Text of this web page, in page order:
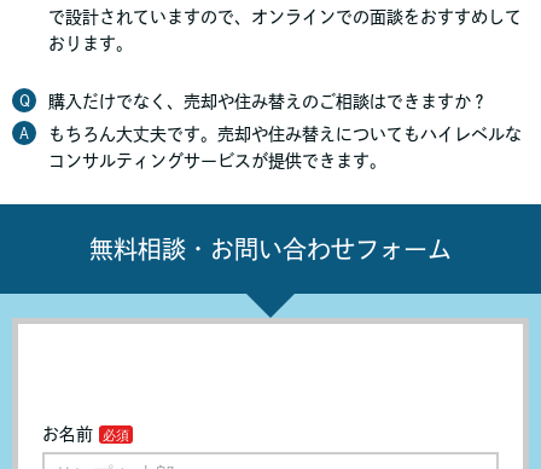
で設計されていますので、オンラインでの面談をおすすめして
おります。
Q 購入だけでなく、売却や住み替えのご相談はできますか？
A
もちろん大丈夫です。売却や住み替えについてもハイレベルな
コンサルティングサービスが提供できます。
無料相談・お問い合わせフォーム
お名前